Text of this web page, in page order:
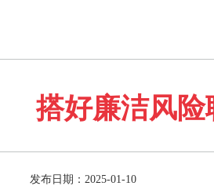
搭好廉洁风
发布日期：2025-01-10